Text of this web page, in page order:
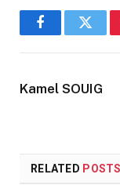
Facebook
Kamel SOUIG
RELATED POSTS